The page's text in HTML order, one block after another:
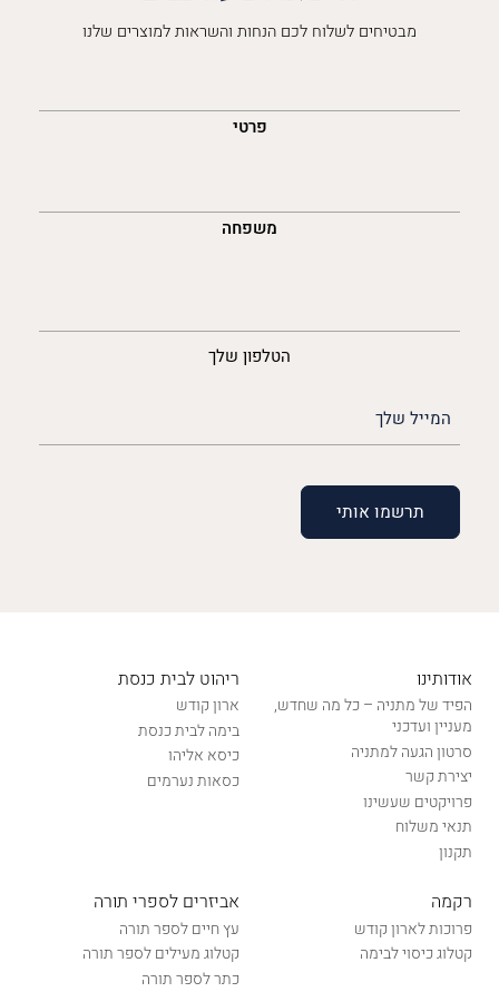
מבטיחים לשלוח לכם הנחות והשראות למוצרים שלנו
פרטי
משפחה
הטלפון שלך
(חובה)
אודותינו
הפיד של מתניה – כל מה שחדש,
מעניין ועדכני
סרטון הגעה למתניה
יצירת קשר
פרויקטים שעשינו
תנאי משלוח
תקנון
ריהוט לבית כנסת
ארון קודש
בימה לבית כנסת
כיסא אליהו
כסאות נערמים
רקמה
פרוכות לארון קודש
קטלוג כיסוי לבימה
אביזרים לספרי תורה
עץ חיים לספר תורה
קטלוג מעילים לספר תורה
כתר לספר תורה